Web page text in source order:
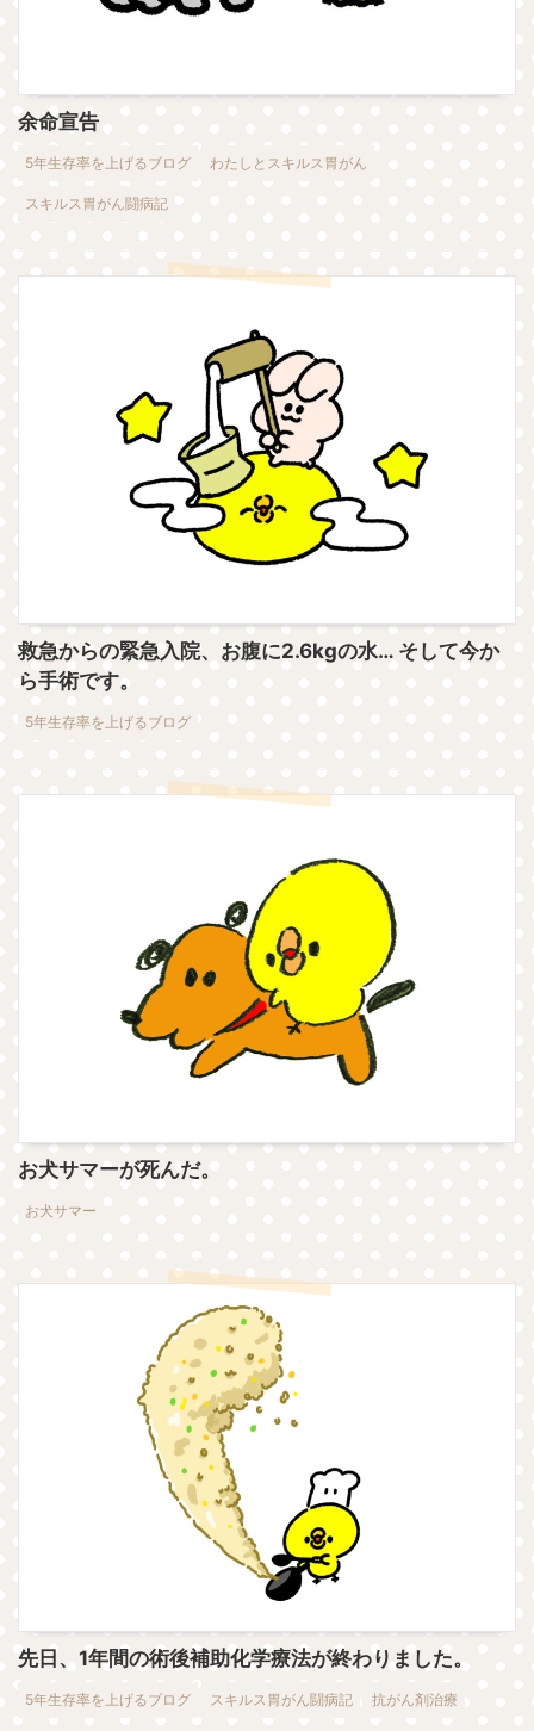
余命宣告
5年生存率を上げるブログ わたしとスキルス胃がん
スキルス胃がん闘病記
救急からの緊急入院、お腹に2.6kgの水… そして今か
ら手術です。
5年生存率を上げるブログ
お犬サマーが死んだ。
お犬サマー
先日、1年間の術後補助化学療法が終わりました。
5年生存率を上げるブログ スキルス胃がん闘病記 抗がん剤治療